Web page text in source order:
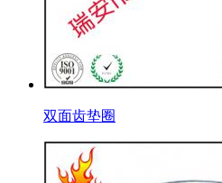
双面齿垫圈